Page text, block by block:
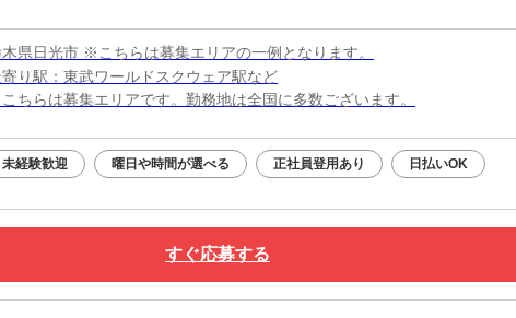
県日光市 ※こちらは募集エリアの一例となります。
り駅：東武ワールドスクウェア駅など
ちらは募集エリアです。勤務地は全国に多数ございます。
未経験歓迎 曜日や時間が選べる 正社員登用あり 日払いOK
すぐ応募する